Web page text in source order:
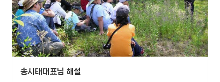
송시태대표님 해설